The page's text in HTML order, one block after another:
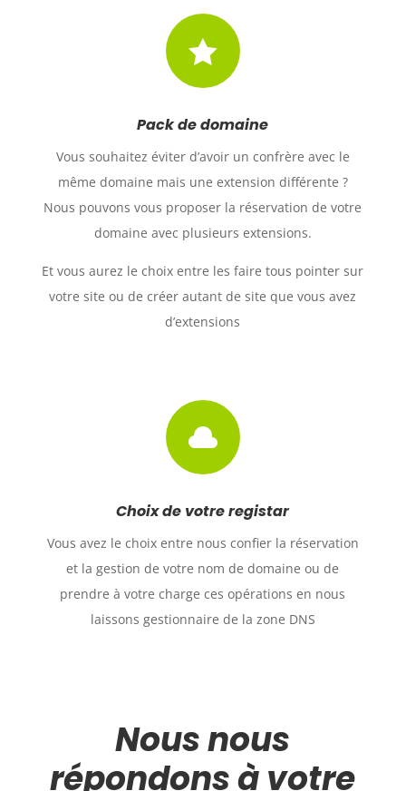

Pack de domaine
Vous souhaitez éviter d’avoir un confrère avec le
même domaine mais une extension différente ?
Nous pouvons vous proposer la réservation de votre
domaine avec plusieurs extensions.
Et vous aurez le choix entre les faire tous pointer sur
votre site ou de créer autant de site que vous avez
d’extensions

Choix de votre registar
Vous avez le choix entre nous confier la réservation
et la gestion de votre nom de domaine ou de
prendre à votre charge ces opérations en nous
laissons gestionnaire de la zone DNS
Nous nous
répondons à votre